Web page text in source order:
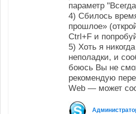
параметр
4) Сбилось
прошлое»
Ctrl+F и
5) Хоть я
неполадки, и
боюсь Вы не
рекомендую
Web — может